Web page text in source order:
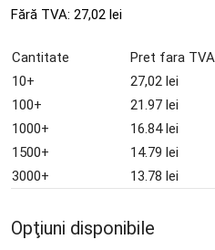
Fără TVA: 27,02 lei
Cantitate Pret fara TVA
10+
27,02 lei
100+
21.97 lei
1000+
16.84 lei
1500+
14.79 lei
3000+
13.78 lei
Opţiuni disponibile